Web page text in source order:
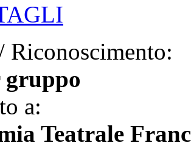
Riconoscimento:
a:
Teatrale